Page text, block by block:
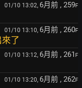
01/10 13:02, 6月前 , 259F
01/10 13:10, 6月前 , 260F
了
01/10 13:12, 6月前 , 261 F
01/10 13:20, 6月前 , 262F